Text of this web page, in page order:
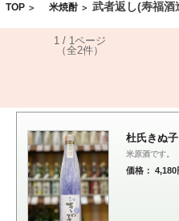
TOP > 米焼酎 > 武者返し(寿福酒
1 / 1ページ
（全2件）
杜氏きぬ
米原酒です。
価格： 4,180